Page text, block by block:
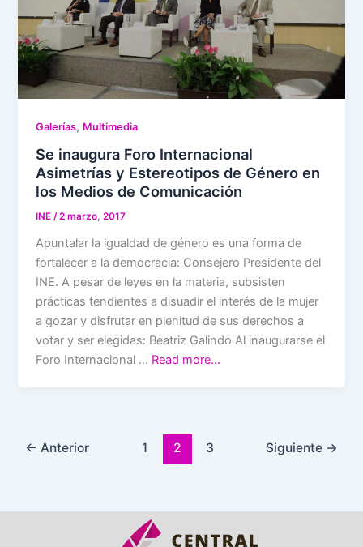
Galerías, Multimedia
Se inaugura Foro Internacional
Asimetrías y Estereotipos de Género en
los Medios de Comunicación
INE/2 marzo, 2017
Apuntalar la igualdad de género es una forma de
fortalecer a la democracia: Consejero Presidente del
INE. A pesar de leyes en la materia, subsisten
prácticas tendientes a disuadir el interés de la mujer
a gozar y disfrutar en plenitud de sus derechos a
votar y ser elegidas: Beatriz Galindo Al inaugurarse el
Foro Internacional … Read more…
← Anterior 1 2 3 Siguiente →